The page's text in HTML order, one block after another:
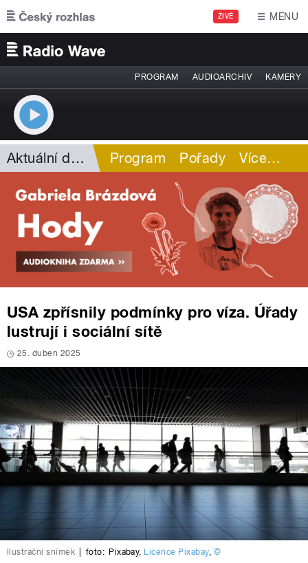
Přejít k hlavnímu obsahu
ŽIVĚ MENU
PROGRAM AUDIOARCHIV KAMERY
Aktuální dění Program Pořady Více…
USA zpřísnily podmínky pro víza. Úřady
lustrují i sociální sítě
25. duben 2025
Ilustrační snímek foto: Pixabay, Licence Pixabay, ©